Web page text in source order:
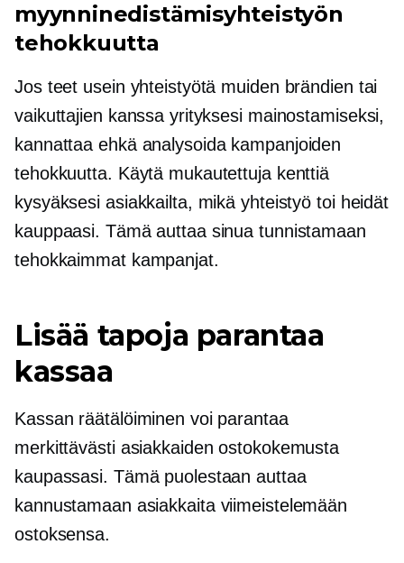
myynninedistämisyhteistyön
tehokkuutta
Jos teet usein yhteistyötä muiden brändien tai
vaikuttajien kanssa yrityksesi mainostamiseksi,
kannattaa ehkä analysoida kampanjoiden
tehokkuutta. Käytä mukautettuja kenttiä
kysyäksesi asiakkailta, mikä yhteistyö toi heidät
kauppaasi. Tämä auttaa sinua tunnistamaan
tehokkaimmat kampanjat.
Lisää tapoja parantaa
kassaa
Kassan räätälöiminen voi parantaa
merkittävästi asiakkaiden ostokokemusta
kaupassasi. Tämä puolestaan ​​auttaa
kannustamaan asiakkaita viimeistelemään
ostoksensa.